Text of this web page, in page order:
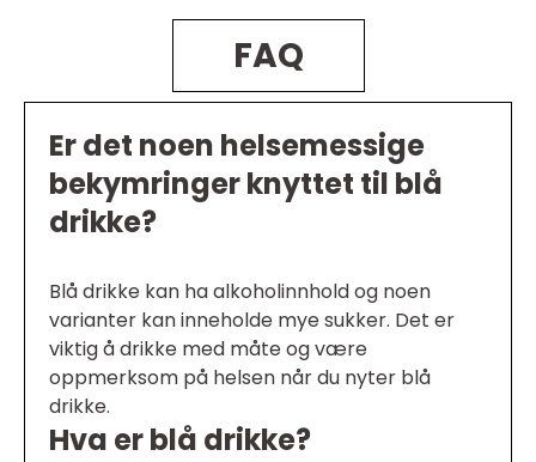
FAQ
Er det noen helsemessige
bekymringer knyttet til blå
drikke?
Blå drikke kan ha alkoholinnhold og noen
varianter kan inneholde mye sukker. Det er
viktig å drikke med måte og være
oppmerksom på helsen når du nyter blå
drikke.
Hva er blå drikke?